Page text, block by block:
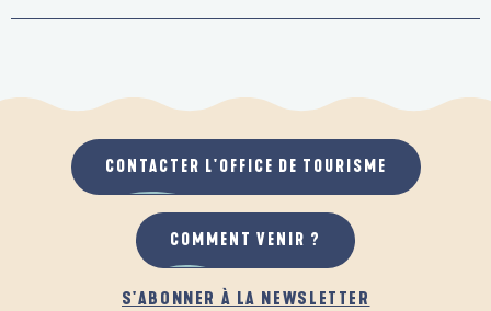
S'ABONNER À LA NEWSLETTER
CONTACTER L'OFFICE DE TOURISME
COMMENT VENIR ?